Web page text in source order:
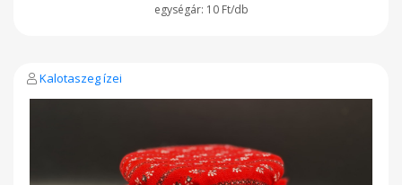
10 Ft/db
Kalotaszeg ízei